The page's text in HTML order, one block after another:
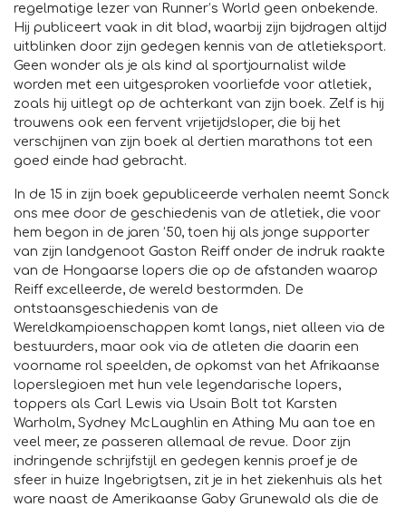
regelmatige lezer van Runner’s World geen onbekende.
Hij publiceert vaak in dit blad, waarbij zijn bijdragen altijd
uitblinken door zijn gedegen kennis van de atletieksport.
Geen wonder als je als kind al sportjournalist wilde
worden met een uitgesproken voorliefde voor atletiek,
zoals hij uitlegt op de achterkant van zijn boek. Zelf is hij
trouwens ook een fervent vrijetijdsloper, die bij het
verschijnen van zijn boek al dertien marathons tot een
goed einde had gebracht.
In de 15 in zijn boek gepubliceerde verhalen neemt Sonck
ons mee door de geschiedenis van de atletiek, die voor
hem begon in de jaren ’50, toen hij als jonge supporter
van zijn landgenoot Gaston Reiff onder de indruk raakte
van de Hongaarse lopers die op de afstanden waarop
Reiff excelleerde, de wereld bestormden. De
ontstaansgeschiedenis van de
Wereldkampioenschappen komt langs, niet alleen via de
bestuurders, maar ook via de atleten die daarin een
voorname rol speelden, de opkomst van het Afrikaanse
loperslegioen met hun vele legendarische lopers,
toppers als Carl Lewis via Usain Bolt tot Karsten
Warholm, Sydney McLaughlin en Athing Mu aan toe en
veel meer, ze passeren allemaal de revue. Door zijn
indringende schrijfstijl en gedegen kennis proef je de
sfeer in huize Ingebrigtsen, zit je in het ziekenhuis als het
ware naast de Amerikaanse Gaby Grunewald als die de